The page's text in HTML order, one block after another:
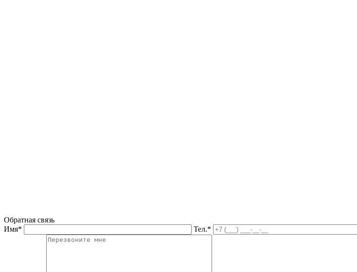
Обратная связь
Имя*
Тел.*